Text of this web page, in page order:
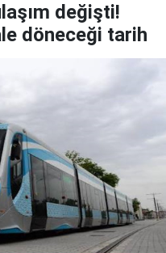
değişti!
döneceği tarih